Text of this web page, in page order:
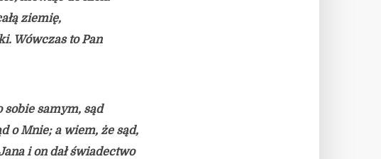
ziemię,
Wówczas to Pan
sobie samym, sąd
o Mnie; a wiem, że sąd,
i on dał świadectwo